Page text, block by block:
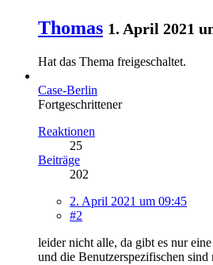
Thomas 1. April 2021
Hat das Thema freigeschaltet.
Case-Berlin
Fortgeschrittener
Reaktionen
25
Beiträge
202
2. April 2021 um 09:45
#2
leider nicht alle, da gibt es nur
und die Benutzerspezifischen